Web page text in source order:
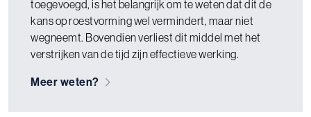
toegevoegd, is het belangrijk om te weten dat dit de
kans op roestvorming wel vermindert, maar niet
wegneemt. Bovendien verliest dit middel met het
verstrijken van de tijd zijn effectieve werking.
Meer weten?